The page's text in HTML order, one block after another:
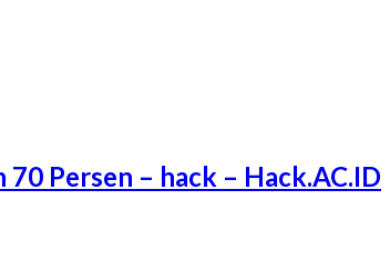
Persen – hack – Hack.AC.ID